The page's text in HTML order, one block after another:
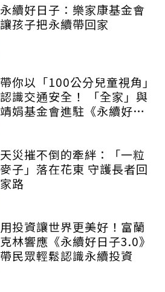
永續好日子：樂家康基金會
讓孩子把永續帶回家
帶你以「100公分兒童視角」
認識交通安全！ 「全家」與
靖娟基金會進駐《永續好日
天災摧不倒的牽絆：「一粒
麥子」落在花東 守護長者回
家路
用投資讓世界更美好！富蘭
克林響應《永續好日子3.0》
帶民眾輕鬆認識永續投資